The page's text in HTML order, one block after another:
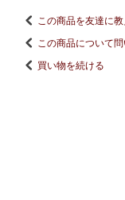
この商品を友達に
この商品について
買い物を続ける